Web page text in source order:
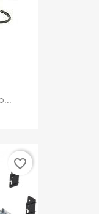
favorite_border